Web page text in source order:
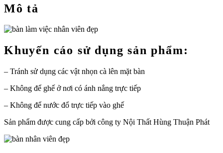
Mô tả
Khuyến cáo sử dụng sản phẩm:
– Tránh sử dụng các vật nhọn cà lên mặt bàn
– Không để ghế ở nơi có ánh nắng trực tiếp
– Không để nước đổ trực tiếp vào ghế
Sản phẩm được cung cấp bởi công ty Nội Thất Hùng Thuận Phát